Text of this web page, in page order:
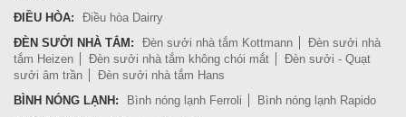
ĐIỀU HÒA:
Điều hòa Dairry
ĐÈN SƯỞI NHÀ TẮM:
Đèn sưởi nhà tắm Kottmann
Đèn sưởi nhà
tắm Heizen
Đèn sưởi nhà tắm không chói mắt
Đèn sưởi - Quạt
sưởi âm trần
Đèn sưởi nhà tắm Hans
BÌNH NÓNG LẠNH:
Bình nóng lạnh Ferroli
Bình nóng lạnh Rapido